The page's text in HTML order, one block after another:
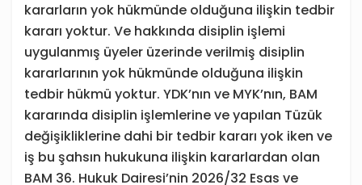
kararların yok hükmünde olduğuna ilişkin tedbir
kararı yoktur. Ve hakkında disiplin işlemi
uygulanmış üyeler üzerinde verilmiş disiplin
kararlarının yok hükmünde olduğuna ilişkin
tedbir hükmü yoktur. YDK’nın ve MYK’nın, BAM
kararında disiplin işlemlerine ve yapılan Tüzük
değişikliklerine dahi bir tedbir kararı yok iken ve
iş bu şahsın hukukuna ilişkin kararlardan olan
BAM 36. Hukuk Dairesi’nin 2026/32 Esas ve